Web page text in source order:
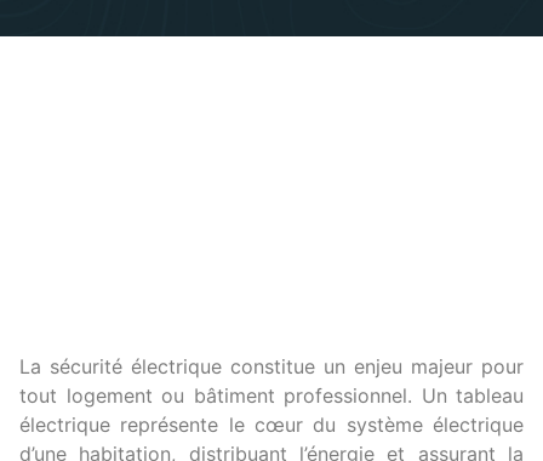
La sécurité électrique constitue un enjeu majeur pour
tout logement ou bâtiment professionnel. Un tableau
électrique représente le cœur du système électrique
d’une habitation, distribuant l’énergie et assurant la